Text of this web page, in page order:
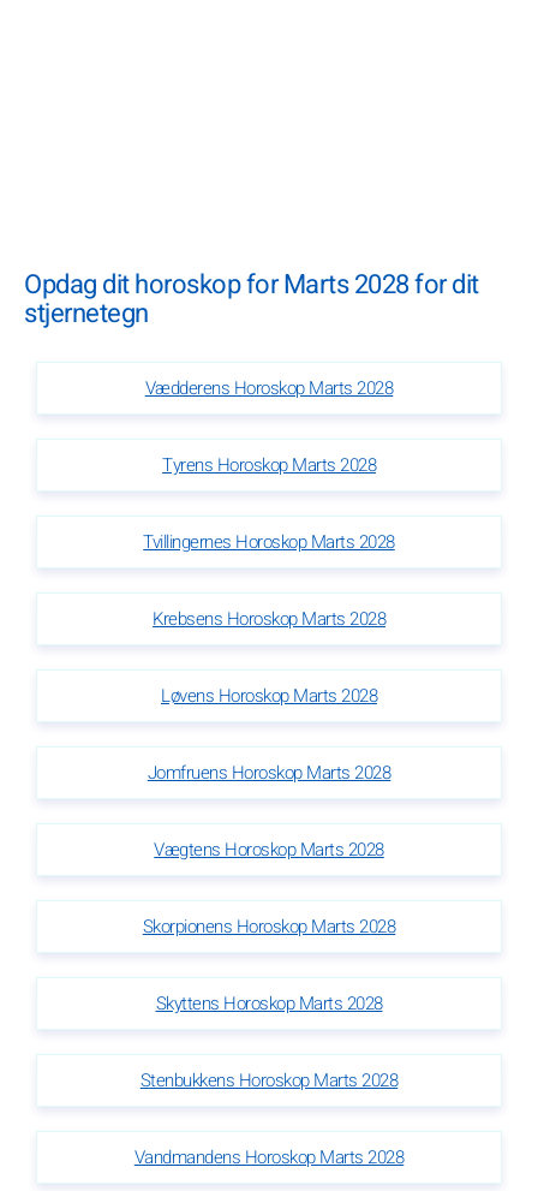
Opdag dit horoskop for Marts 2028 for dit
stjernetegn
Vædderens Horoskop Marts 2028
Tyrens Horoskop Marts 2028
Tvillingernes Horoskop Marts 2028
Krebsens Horoskop Marts 2028
Løvens Horoskop Marts 2028
Jomfruens Horoskop Marts 2028
Vægtens Horoskop Marts 2028
Skorpionens Horoskop Marts 2028
Skyttens Horoskop Marts 2028
Stenbukkens Horoskop Marts 2028
Vandmandens Horoskop Marts 2028